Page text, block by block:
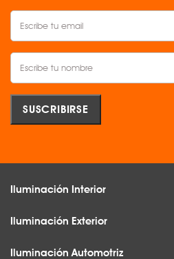
Iluminación Interior
Iluminación Exterior
Iluminación Automotriz